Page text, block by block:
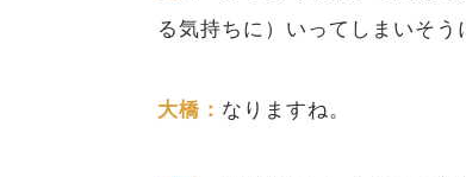
る気持ちに）いってしまいそう
大橋： なりますね。